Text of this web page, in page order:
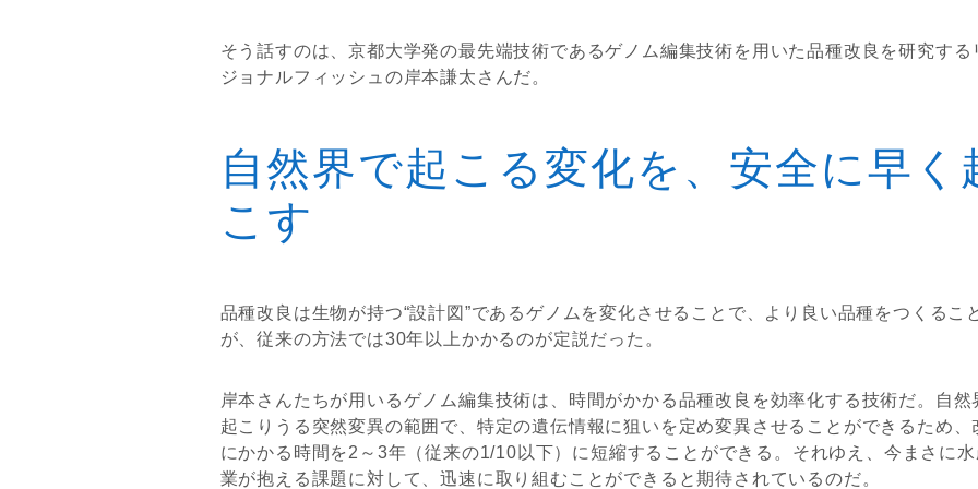
そう話すのは、京都大学発の最先端技術であるゲノム編集技術を用いた品種改良を研究する
ジョナルフィッシュの岸本謙太さんだ。
自然界で起こる変化を、安全に早く
こす
品種改良は生物が持つ“設計図”であるゲノムを変化させることで、より良い品種をつくるこ
が、従来の方法では30年以上かかるのが定説だった。
岸本さんたちが用いるゲノム編集技術は、時間がかかる品種改良を効率化する技術だ。自然
起こりうる突然変異の範囲で、特定の遺伝情報に狙いを定め変異させることができるため、
にかかる時間を2～3年（従来の1/10以下）に短縮することができる。それゆえ、今まさに水
業が抱える課題に対して、迅速に取り組むことができると期待されているのだ。